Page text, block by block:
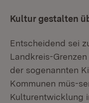
Kultur gestalten
Entscheidend sei
Landkreis-
der sogenannten
Kommunen müs-
Kulturentwicklung